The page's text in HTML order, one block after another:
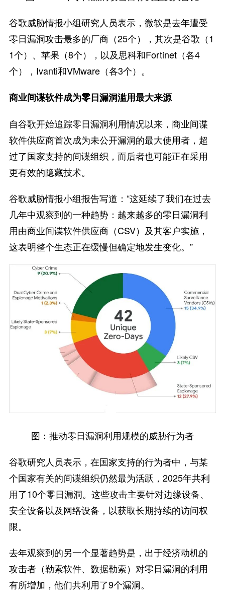
谷歌威胁情报小组研究人员表示，微软是去年遭受
零日漏洞攻击最多的厂商（25个），其次是谷歌（1
1个）、苹果（8个），以及思科和Fortinet（各4
个），Ivanti和VMware（各3个）。
商业间谍软件成为零日漏洞滥用最大来源
自谷歌开始追踪零日漏洞利用情况以来，商业间谍
软件供应商首次成为未公开漏洞的最大使用者，超
过了国家支持的间谍组织，而后者也可能正在采用
更有效的隐藏技术。
谷歌威胁情报小组报告写道：“这延续了我们在过去
几年中观察到的一种趋势：越来越多的零日漏洞利
用由商业间谍软件供应商（CSV）及其客户实施，
这表明整个生态正在缓慢但确定地发生变化。”
图：推动零日漏洞利用规模的威胁行为者
谷歌研究人员表示，在国家支持的行为者中，与某
个国家有关的间谍组织仍然最为活跃，2025年共利
用了10个零日漏洞。这些攻击主要针对边缘设备、
安全设备以及网络设备，以获取长期持续的访问权
限。
去年观察到的另一个显著趋势是，出于经济动机的
攻击者（勒索软件、数据勒索）对零日漏洞的利用
有所增加，他们共利用了9个漏洞。